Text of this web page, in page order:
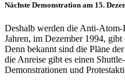
Nächste Demonstration am 15.
Deshalb werden die Anti-Atom-
Jahren, im Dezember 1994, gibt
Denn bekannt sind die Pläne
die Anreise gibt es einen
Demonstrationen und